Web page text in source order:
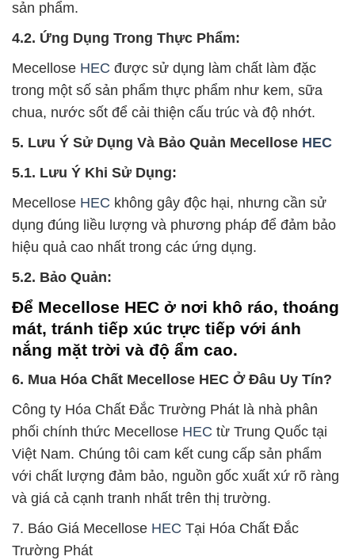
sản phẩm.
4.2. Ứng Dụng Trong Thực Phẩm:
Mecellose HEC được sử dụng làm chất làm đặc
trong một số sản phẩm thực phẩm như kem, sữa
chua, nước sốt để cải thiện cấu trúc và độ nhớt.
5. Lưu Ý Sử Dụng Và Bảo Quản Mecellose HEC
5.1. Lưu Ý Khi Sử Dụng:
Mecellose HEC không gây độc hại, nhưng cần sử
dụng đúng liều lượng và phương pháp để đảm bảo
hiệu quả cao nhất trong các ứng dụng.
5.2. Bảo Quản:
Để Mecellose HEC ở nơi khô ráo, thoáng
mát, tránh tiếp xúc trực tiếp với ánh
nắng mặt trời và độ ẩm cao.
6. Mua Hóa Chất Mecellose HEC Ở Đâu Uy Tín?
Công ty Hóa Chất Đắc Trường Phát là nhà phân
phối chính thức Mecellose HEC từ Trung Quốc tại
Việt Nam. Chúng tôi cam kết cung cấp sản phẩm
với chất lượng đảm bảo, nguồn gốc xuất xứ rõ ràng
và giá cả cạnh tranh nhất trên thị trường.
7. Báo Giá Mecellose HEC Tại Hóa Chất Đắc
Trường Phát